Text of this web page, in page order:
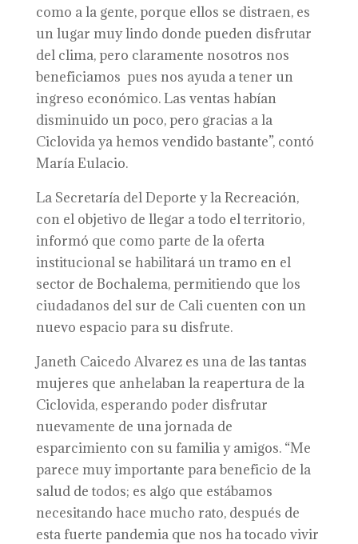
como a la gente, porque ellos se distraen, es
un lugar muy lindo donde pueden disfrutar
del clima, pero claramente nosotros nos
beneficiamos pues nos ayuda a tener un
ingreso económico. Las ventas habían
disminuido un poco, pero gracias a la
Ciclovida ya hemos vendido bastante”, contó
María Eulacio.
La Secretaría del Deporte y la Recreación,
con el objetivo de llegar a todo el territorio,
informó que como parte de la oferta
institucional se habilitará un tramo en el
sector de Bochalema, permitiendo que los
ciudadanos del sur de Cali cuenten con un
nuevo espacio para su disfrute.
Janeth Caicedo Alvarez es una de las tantas
mujeres que anhelaban la reapertura de la
Ciclovida, esperando poder disfrutar
nuevamente de una jornada de
esparcimiento con su familia y amigos. “Me
parece muy importante para beneficio de la
salud de todos; es algo que estábamos
necesitando hace mucho rato, después de
esta fuerte pandemia que nos ha tocado vivir